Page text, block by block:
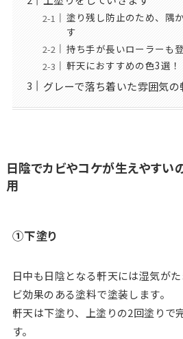
塗り残し防止のため、隅
す
持ち手が長いローラーも
軒天におすすめの色3選！
グレーで落ち着いた雰囲気の
日陰でカビやコケが生えやすい
用
①下塗り
日中も日陰となる軒天には湿気が
ビ効果のある塗料で塗装します。
軒天は下塗り、上塗りの2回塗りで
す。